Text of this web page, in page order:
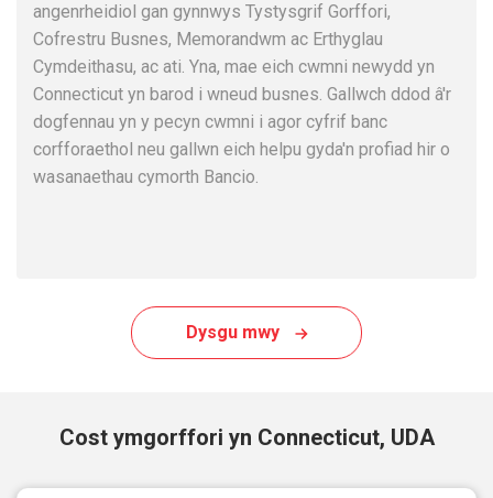
angenrheidiol gan gynnwys Tystysgrif Gorffori,
Cofrestru Busnes, Memorandwm ac Erthyglau
Cymdeithasu, ac ati. Yna, mae eich cwmni newydd yn
Connecticut yn barod i wneud busnes. Gallwch ddod â'r
dogfennau yn y pecyn cwmni i agor cyfrif banc
corfforaethol neu gallwn eich helpu gyda'n profiad hir o
wasanaethau cymorth Bancio.
Dysgu mwy
Cost ymgorffori yn Connecticut, UDA